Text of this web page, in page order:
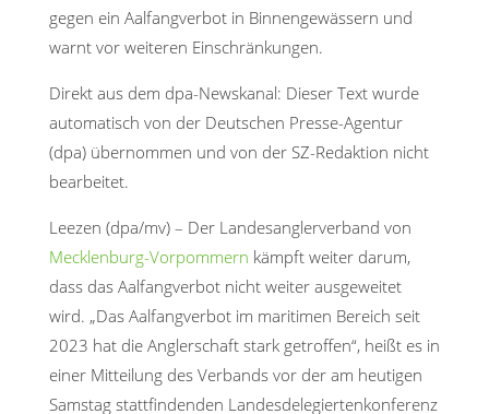
gegen ein Aalfangverbot in Binnengewässern und
warnt vor weiteren Einschränkungen.
Direkt aus dem dpa-Newskanal: Dieser Text wurde
automatisch von der Deutschen Presse-Agentur
(dpa) übernommen und von der SZ-Redaktion nicht
bearbeitet.
Leezen (dpa/mv) – Der Landesanglerverband von
Mecklenburg-Vorpommern kämpft weiter darum,
dass das Aalfangverbot nicht weiter ausgeweitet
wird. „Das Aalfangverbot im maritimen Bereich seit
2023 hat die Anglerschaft stark getroffen“, heißt es in
einer Mitteilung des Verbands vor der am heutigen
Samstag stattfindenden Landesdelegiertenkonferenz